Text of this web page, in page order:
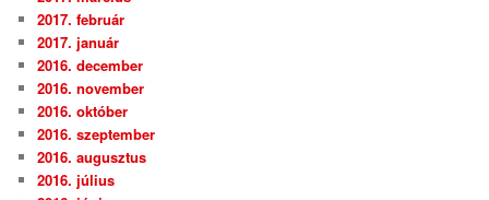
2017. február
2017. január
2016. december
2016. november
2016. október
2016. szeptember
2016. augusztus
2016. július